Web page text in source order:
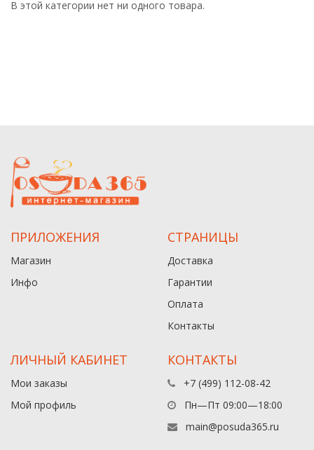
В этой категории нет ни одного товара.
ПРИЛОЖЕНИЯ
Магазин
Инфо
СТРАНИЦЫ
Доставка
Гарантии
Оплата
Контакты
ЛИЧНЫЙ КАБИНЕТ
Мои заказы
Мой профиль
КОНТАКТЫ
+7 (499) 112-08-42
Пн—Пт 09:00—18:00
main@posuda365.ru